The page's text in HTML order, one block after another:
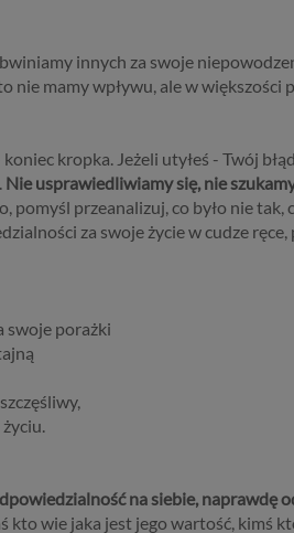
innych za swoje
nie mamy wpływu, ale w
kropka. Jeżeli utyłeś - Twój
Nie usprawiedliwiamy się, nie
pomyśl przeanalizuj, co było nie
za swoje życie w cudze ręce,
swoje porażki
na siebie, naprawdę
kto wie jaka jest jego wartość, kimś